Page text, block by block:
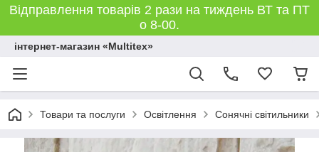
Відправлення товарів 2 рази на тиждень ВТ та ПТ
о 8-00.
інтернет-магазин «Multitex»
Товари та послуги Освітлення Сонячні світильники